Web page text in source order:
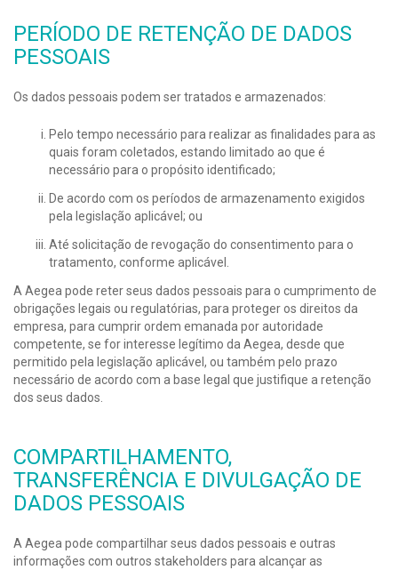
PERÍODO DE RETENÇÃO DE DADOS
PESSOAIS
Os dados pessoais podem ser tratados e armazenados:
Pelo tempo necessário para realizar as finalidades para as
quais foram coletados, estando limitado ao que é
necessário para o propósito identificado;
De acordo com os períodos de armazenamento exigidos
pela legislação aplicável; ou
Até solicitação de revogação do consentimento para o
tratamento, conforme aplicável.
A Aegea pode reter seus dados pessoais para o cumprimento de
obrigações legais ou regulatórias, para proteger os direitos da
empresa, para cumprir ordem emanada por autoridade
competente, se for interesse legítimo da Aegea, desde que
permitido pela legislação aplicável, ou também pelo prazo
necessário de acordo com a base legal que justifique a retenção
dos seus dados.
COMPARTILHAMENTO,
TRANSFERÊNCIA E DIVULGAÇÃO DE
DADOS PESSOAIS
A Aegea pode compartilhar seus dados pessoais e outras
informações com outros stakeholders para alcançar as